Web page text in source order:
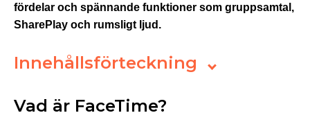
fördelar och spännande funktioner som gruppsamtal,
SharePlay och rumsligt ljud.
Innehållsförteckning
Vad är FaceTime?